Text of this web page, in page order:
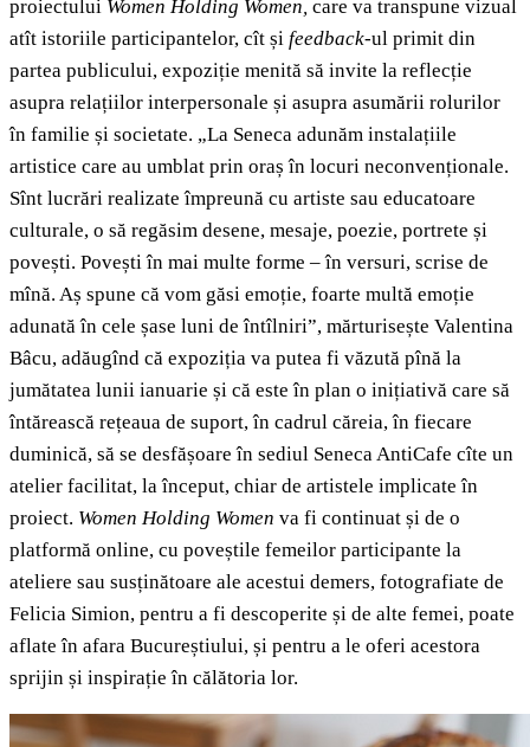
proiectului Women Holding Women, care va transpune vizual
atît istoriile participantelor, cît și feedback-ul primit din
partea publicului, expoziție menită să invite la reflecție
asupra relațiilor interpersonale și asupra asumării rolurilor
în familie și societate. „La Seneca adunăm instalațiile
artistice care au umblat prin oraș în locuri neconvenționale.
Sînt lucrări realizate împreună cu artiste sau educatoare
culturale, o să regăsim desene, mesaje, poezie, portrete și
povești. Povești în mai multe forme – în versuri, scrise de
mînă. Aș spune că vom găsi emoție, foarte multă emoție
adunată în cele șase luni de întîlniri”, mărturisește Valentina
Bâcu, adăugînd că expoziția va putea fi văzută pînă la
jumătatea lunii ianuarie și că este în plan o inițiativă care să
întărească rețeaua de suport, în cadrul căreia, în fiecare
duminică, să se desfășoare în sediul Seneca AntiCafe cîte un
atelier facilitat, la început, chiar de artistele implicate în
proiect. Women Holding Women va fi continuat și de o
platformă online, cu poveștile femeilor participante la
ateliere sau susținătoare ale acestui demers, fotografiate de
Felicia Simion, pentru a fi descoperite și de alte femei, poate
aflate în afara Bucureștiului, și pentru a le oferi acestora
sprijin și inspirație în călătoria lor.